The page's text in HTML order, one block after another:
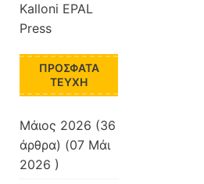
Kalloni EPAL
Press
ΠΡΌΣΦΑΤΑ
ΤΕΎΧΗ
Μάιος 2026 (36
άρθρα) (07 Μάι
2026 )